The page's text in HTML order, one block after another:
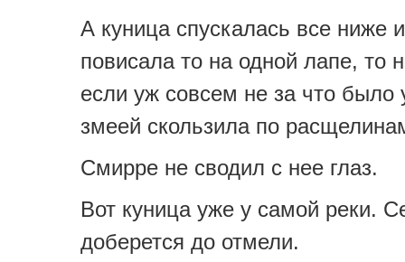
А куница спускалась все ниже
повисала то на одной лапе, то
если уж совсем не за что было
змеей скользила по
Смирре не сводил с нее глаз.
Вот куница уже у самой реки.
доберется до отмели.